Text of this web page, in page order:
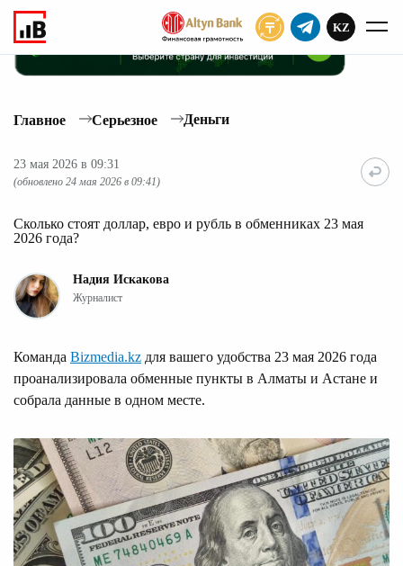
KZ
Главное Серьезное Деньги
23 мая 2026 в 09:31
(обновлено 24 мая 2026 в 09:41)
Сколько стоят доллар, евро и рубль в обменниках 23 мая
2026 года?
Надия Искакова
Журналист
Команда Bizmedia.kz для вашего удобства 23 мая 2026 года
проанализировала обменные пункты в Алматы и Астане и
собрала данные в одном месте.